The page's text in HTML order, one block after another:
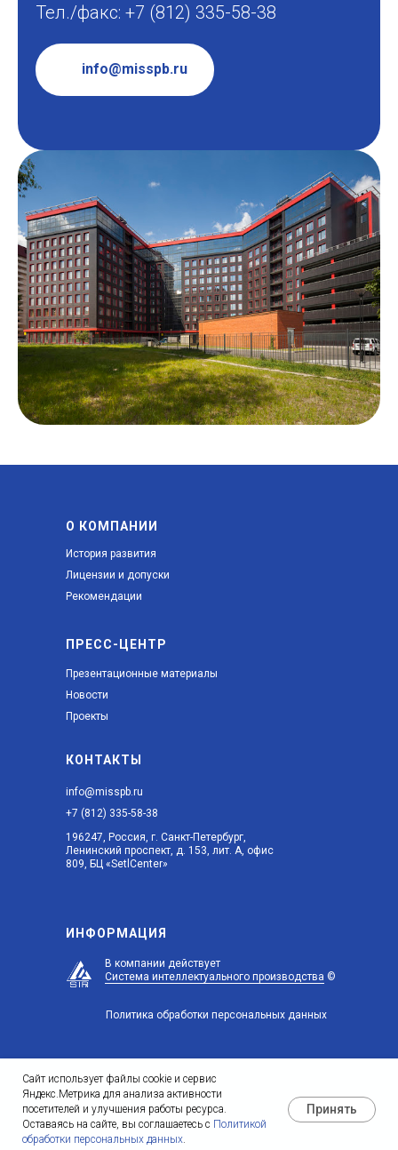
Сайт использует файлы cookie и сервис
Яндекс.Метрика для анализа активности
посетителей и улучшения работы ресурса.
Оставаясь на сайте, вы соглашаетесь с Политикой
обработки персональных данных.
Принять
Тел./факс: +7 (812) 335-58-38
info@misspb.ru
О КОМПАНИИ
История развития
Лицензии и допуски
Рекомендации
ПРЕСС-ЦЕНТР
Презентационные материалы
Новости
Проекты
КОНТАКТЫ
Политика обработки персональных данных
196247, Россия, г. Санкт-Петербург,
Ленинский проспект, д. 153, лит. А, офис
809, БЦ «SetlCenter»
info@misspb.ru
+7 (812) 335-58-38
ИНФОРМАЦИЯ
В компании действует
Система интеллектуального производства ©
© 2007 — 2026